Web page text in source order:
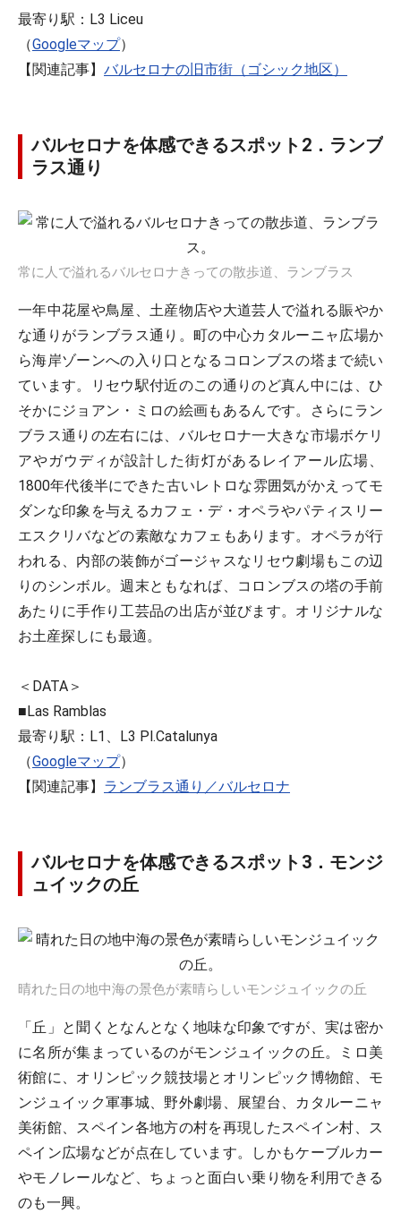
最寄り駅：L3 Liceu
（Googleマップ）
【関連記事】 バルセロナの旧市街（ゴシック地区）
バルセロナを体感できるスポット2．ランブ
ラス通り
常に人で溢れるバルセロナきっての散歩道、ランブラス
一年中花屋や鳥屋、土産物店や大道芸人で溢れる賑やか
な通りがランブラス通り。町の中心カタルーニャ広場か
ら海岸ゾーンへの入り口となるコロンブスの塔まで続い
ています。リセウ駅付近のこの通りのど真ん中には、ひ
そかにジョアン・ミロの絵画もあるんです。さらにラン
ブラス通りの左右には、バルセロナ一大きな市場ボケリ
アやガウディが設計した街灯があるレイアール広場、
1800年代後半にできた古いレトロな雰囲気がかえってモ
ダンな印象を与えるカフェ・デ・オペラやパティスリー
エスクリバなどの素敵なカフェもあります。オペラが行
われる、内部の装飾がゴージャスなリセウ劇場もこの辺
りのシンボル。週末ともなれば、コロンブスの塔の手前
あたりに手作り工芸品の出店が並びます。オリジナルな
お土産探しにも最適。
＜DATA＞
■Las Ramblas
最寄り駅：L1、L3 Pl.Catalunya
（Googleマップ）
【関連記事】 ランブラス通り／バルセロナ
バルセロナを体感できるスポット3．モンジ
ュイックの丘
晴れた日の地中海の景色が素晴らしいモンジュイックの丘
「丘」と聞くとなんとなく地味な印象ですが、実は密か
に名所が集まっているのがモンジュイックの丘。ミロ美
術館に、オリンピック競技場とオリンピック博物館、モ
ンジュイック軍事城、野外劇場、展望台、カタルーニャ
美術館、スペイン各地方の村を再現したスペイン村、ス
ペイン広場などが点在しています。しかもケーブルカー
やモノレールなど、ちょっと面白い乗り物を利用できる
のも一興。